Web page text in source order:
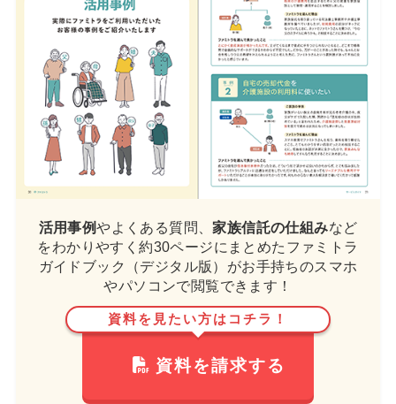
活用事例やよくある質問、家族信託の仕組みなど
をわかりやすく約30ページにまとめたファミトラ
ガイドブック（デジタル版）がお手持ちのスマホ
やパソコンで閲覧できます！
資料を見たい方はコチラ！
資料を請求する